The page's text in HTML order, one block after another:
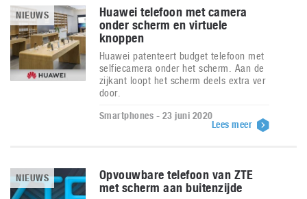
NIEUWS
Huawei telefoon met camera
onder scherm en virtuele
knoppen
Huawei patenteert budget telefoon met
selfiecamera onder het scherm. Aan de
zijkant loopt het scherm deels extra ver
door.
Smartphones - 23 juni 2020
Lees meer
NIEUWS
Opvouwbare telefoon van ZTE
met scherm aan buitenzijde